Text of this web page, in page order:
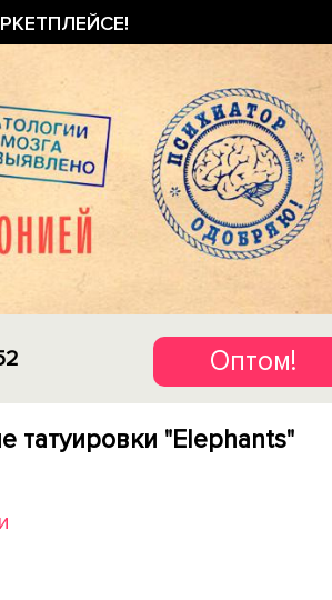
Оптом!
татуировки "Elephants"